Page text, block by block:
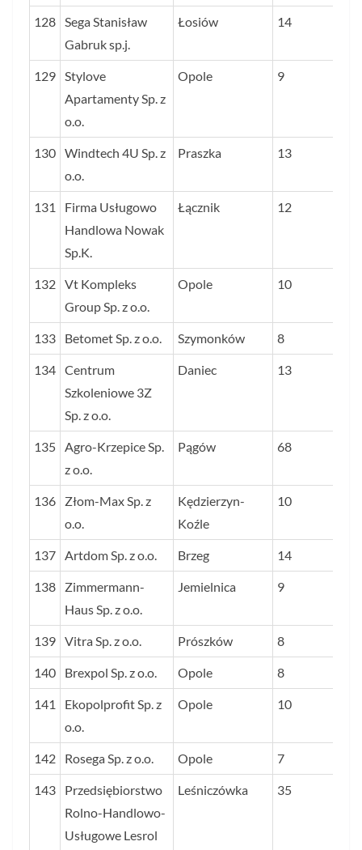
128
Sega Stanisław
Gabruk sp.j.
Łosiów 14
129
Stylove
Apartamenty Sp. z
o.o.
Opole 9
130 Windtech 4U Sp. z
o.o.
Praszka 13
131
Firma Usługowo
Handlowa Nowak
Sp.K.
Łącznik 12
132 Vt Kompleks
Group Sp. z o.o.
Opole 10
133 Betomet Sp. z o.o. Szymonków 8
134 Centrum
Szkoleniowe 3Z
Sp. z o.o.
Daniec 13
135
Agro-Krzepice Sp.
z o.o.
Pągów 68
136
Złom-Max Sp. z
o.o.
Kędzierzyn-
Koźle
10
137 Artdom Sp. z o.o. Brzeg 14
138
Zimmermann-
Haus Sp. z o.o.
Jemielnica 9
139 Vitra Sp. z o.o. Prószków 8
140 Brexpol Sp. z o.o. Opole 8
141
Ekopolprofit Sp. z
o.o.
Opole 10
142 Rosega Sp. z o.o. Opole 7
143
Przedsiębiorstwo
Rolno-Handlowo-
Usługowe Lesrol
Leśniczówka 35